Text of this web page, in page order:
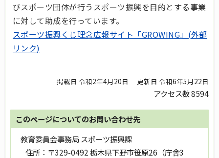
びスポーツ団体が行うスポーツ振興を目的とする事業
に対して助成を行っています。
スポーツ振興くじ理念広報サイト「GROWING」(外部
リンク)
掲載日 令和2年4月20日 更新日 令和6年5月22日
アクセス数8594
このページについてのお問い合わせ先
教育委員会事務局 スポーツ振興課
住所： 〒329-0492 栃木県下野市笹原26（庁舎3